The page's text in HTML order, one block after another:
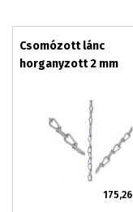
Csomózott lánc
horganyzott 2 mm
175,26